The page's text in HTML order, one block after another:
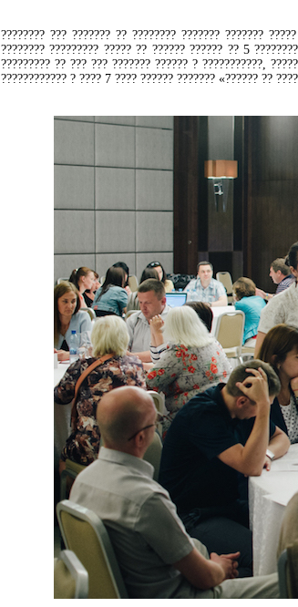
???????? ??? ??????? ?? ???????? ??????? ???????
???????? ????????? ????? ?? ?????? ?????? ?? 5
????????? ?? ??? ??? ??????? ?????? ? ???????????,
???????????? ? ???? 7 ???? ?????? ??????? «?????? ??